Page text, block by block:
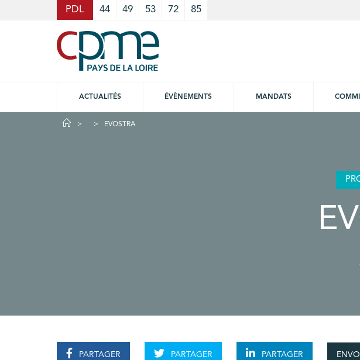
PDL 44 49 53 72 85
ACTUALITÉS ÉVÈNEMENTS MANDATS
EVOSTRA
PARTAGER PARTAGER PARTAGER
Cookies management panel